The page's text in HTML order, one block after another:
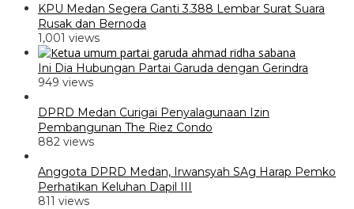
KPU Medan Segera Ganti 3.388 Lembar Surat Suara
Rusak dan Bernoda
1,001 views
Ini Dia Hubungan Partai Garuda dengan Gerindra
949 views
DPRD Medan Curigai Penyalagunaan Izin
Pembangunan The Riez Condo
882 views
Anggota DPRD Medan, Irwansyah SAg Harap Pemko
Perhatikan Keluhan Dapil III
811 views